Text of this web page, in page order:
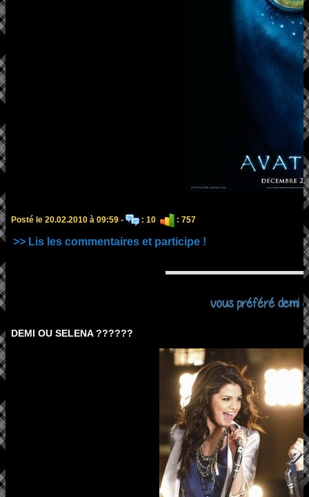
Posté le 20.02.2010 à 09:59 - : 10 : 757
>> Lis les commentaires et participe !
vous préféré demi
DEMI OU SELENA ??????